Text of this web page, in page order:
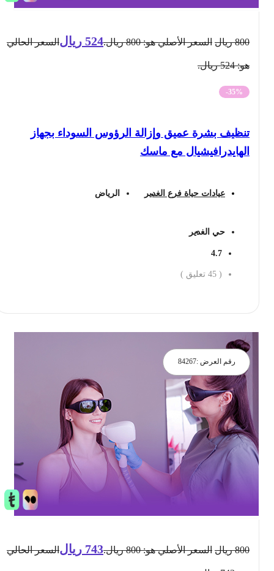
ريال السعر الأصلي هو: 800 ريال. 524 ريال السعر الحالي
-35%
تنظيف بشرة عميق وإزالة الرؤوس السوداء بجهاز
الهايدرافيشيال مع ماسك
عيادات حياة فرع الغدير الرياض
حي الغدير
4.7
45 تعليق )
رقم العرض :84267
ريال السعر الأصلي هو: 800 ريال. 743 ريال السعر الحالي